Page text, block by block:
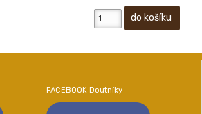
FACEBOOK Doutníky